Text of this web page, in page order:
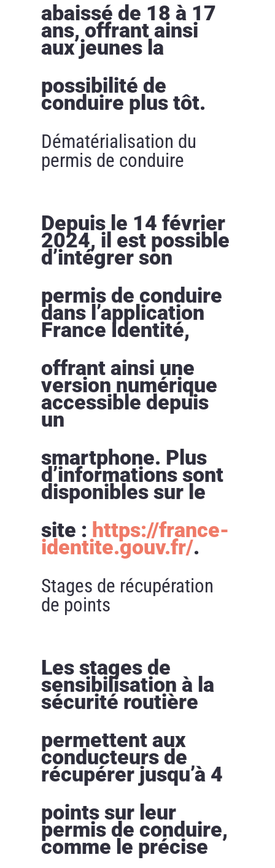
abaissé de 18 à 17
ans, offrant ainsi
aux jeunes la
possibilité de
conduire plus tôt.
Dématérialisation du
permis de conduire
Depuis le 14 février
2024, il est possible
d’intégrer son
permis de conduire
dans l’application
France Identité,
offrant ainsi une
version numérique
accessible depuis
un
smartphone. Plus
d’informations sont
disponibles sur le
site : https://france-
identite.gouv.fr/.
Stages de récupération
de points
Les stages de
sensibilisation à la
sécurité routière
permettent aux
conducteurs de
récupérer jusqu’à 4
points sur leur
permis de conduire,
comme le précise